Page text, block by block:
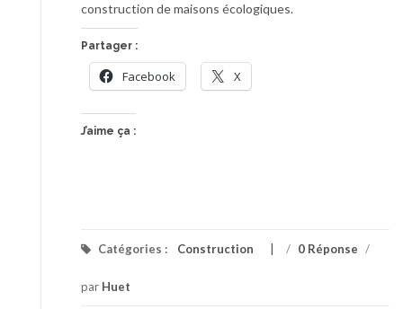
construction de maisons écologiques.
Partager :
Facebook X
J’aime ça :
Catégories : Construction / 0 Réponse /
par Huet